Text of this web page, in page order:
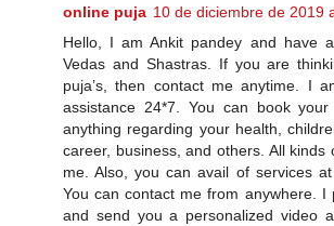
online puja 10 de diciembre de 2019
Hello, I am Ankit pandey and have
Vedas and Shastras. If you are
puja’s, then contact me anytime. I
assistance 24*7. You can book
anything regarding your health,
career, business, and others. All
me. Also, you can avail of services at
You can contact me from anywhere. I
and send you a personalized video